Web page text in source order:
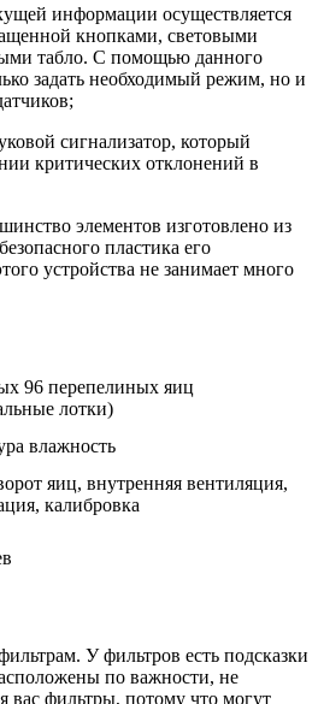
информации осуществляется
кнопками, световыми
табло. С помощью данного
задать необходимый режим, но и
сигнализатор, который
критических отклонений в
элементов изготовлено из
пластика его
устройства не занимает много
96 перепелиных яиц
лотки)
влажность
яиц, внутренняя вентиляция,
калибровка
У фильтров есть подсказки
по важности, не
вас фильтры, потому что могут